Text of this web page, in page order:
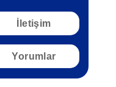
İletişim
Yorumlar